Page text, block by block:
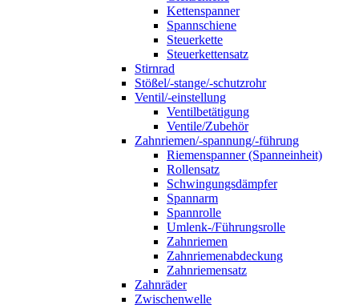
Kettenspanner
Spannschiene
Steuerkette
Steuerkettensatz
Stirnrad
Stößel/-stange/-schutzrohr
Ventil/-einstellung
Ventilbetätigung
Ventile/Zubehör
Zahnriemen/-spannung/-führung
Riemenspanner (Spanneinheit)
Rollensatz
Schwingungsdämpfer
Spannarm
Spannrolle
Umlenk-/Führungsrolle
Zahnriemen
Zahnriemenabdeckung
Zahnriemensatz
Zahnräder
Zwischenwelle